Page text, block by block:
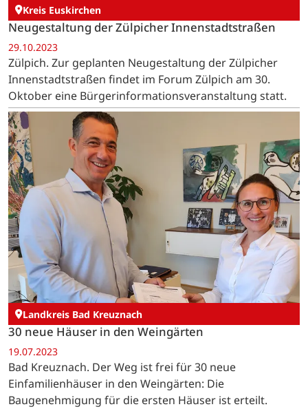
Kreis Euskirchen
Neugestaltung der Zülpicher Innenstadtstraßen
29.10.2023
Zülpich. Zur geplanten Neugestaltung der Zülpicher
Innenstadtstraßen findet im Forum Zülpich am 30.
Oktober eine Bürgerinformationsveranstaltung statt.
Landkreis Bad Kreuznach
30 neue Häuser in den Weingärten
19.07.2023
Bad Kreuznach. Der Weg ist frei für 30 neue
Einfamilienhäuser in den Weingärten: Die
Baugenehmigung für die ersten Häuser ist erteilt.